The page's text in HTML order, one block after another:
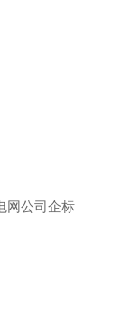
网公司企标